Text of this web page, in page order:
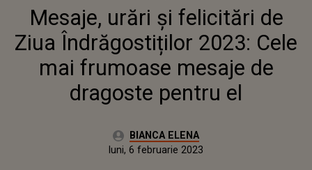
ÎNDRĂGOSTIȚILOR 2023: CELE MAI
FRUMOASE MESAJE DE DRAGOSTE
PENTRU EL
Mesaje, urări și felicitări de
Ziua Îndrăgostiților 2023: Cele
mai frumoase mesaje de
dragoste pentru el
Autor:BIANCA ELENA
Publicat:
luni, 6 februarie 2023